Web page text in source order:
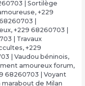
| Sortilège
, +229
|
, +229 68260703 |
| Travaux
, +229
| Vaudou béninois,
amoureux forum,
68260703 | Voyant
marabout de Milan